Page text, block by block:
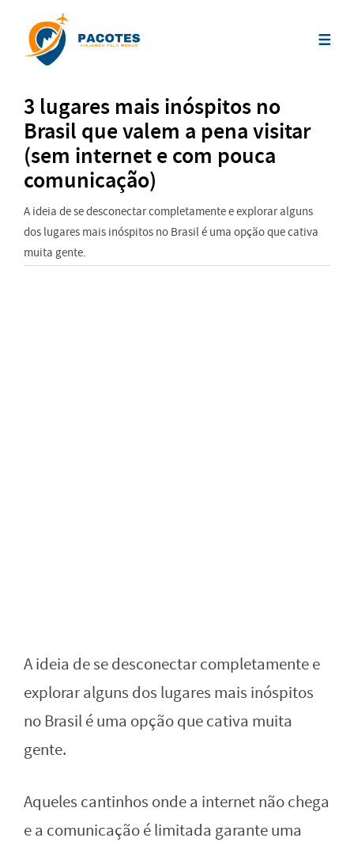
3 lugares mais inóspitos no
Brasil que valem a pena visitar
(sem internet e com pouca
comunicação)
A ideia de se desconectar completamente e explorar alguns
dos lugares mais inóspitos no Brasil é uma opção que cativa
muita gente.
A ideia de se desconectar completamente e
explorar alguns dos lugares mais inóspitos
no Brasil é uma opção que cativa muita
gente.
Aqueles cantinhos onde a internet não chega
e a comunicação é limitada garante uma